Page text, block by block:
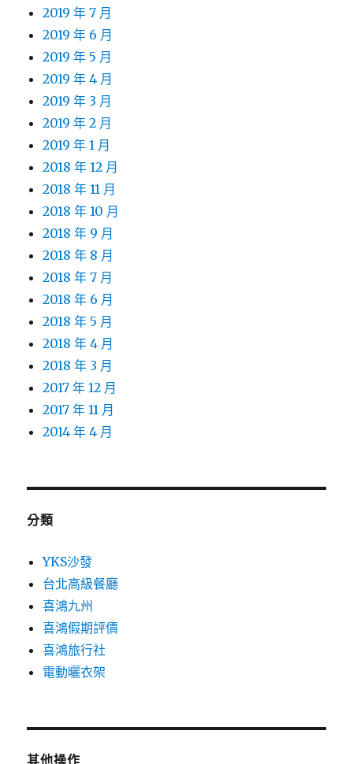
2019 年 7 月
2019 年 6 月
2019 年 5 月
2019 年 4 月
2019 年 3 月
2019 年 2 月
2019 年 1 月
2018 年 12 月
2018 年 11 月
2018 年 10 月
2018 年 9 月
2018 年 8 月
2018 年 7 月
2018 年 6 月
2018 年 5 月
2018 年 4 月
2018 年 3 月
2017 年 12 月
2017 年 11 月
2014 年 4 月
分類
YKS沙發
台北高級餐廳
喜鴻九州
喜鴻假期評價
喜鴻旅行社
電動曬衣架
其他操作